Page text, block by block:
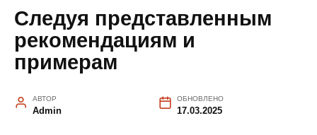
Следуя представленным
рекомендациям и
примерам
АВТОР
Admin
ОБНОВЛЕНО
17.03.2025